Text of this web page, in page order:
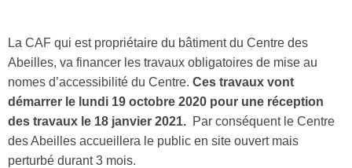
La CAF qui est propriétaire du bâtiment du Centre des
Abeilles, va financer les travaux obligatoires de mise au
nomes d’accessibilité du Centre. Ces travaux vont
démarrer le lundi 19 octobre 2020 pour une réception
des travaux le 18 janvier 2021. Par conséquent le Centre
des Abeilles accueillera le public en site ouvert mais
perturbé durant 3 mois.